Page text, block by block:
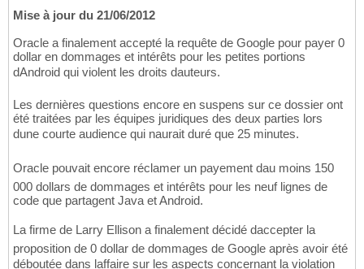
Mise à jour du 21/06/2012
Oracle a finalement accepté la requête de Google pour payer 0
dollar en dommages et intérêts pour les petites portions
dAndroid qui violent les droits dauteurs.
Les dernières questions encore en suspens sur ce dossier ont
été traitées par les équipes juridiques des deux parties lors
dune courte audience qui naurait duré que 25 minutes.
Oracle pouvait encore réclamer un payement dau moins 150
000 dollars de dommages et intérêts pour les neuf lignes de
code que partagent Java et Android.
La firme de Larry Ellison a finalement décidé daccepter la
proposition de 0 dollar de dommages de Google après avoir été
déboutée dans laffaire sur les aspects concernant la violation